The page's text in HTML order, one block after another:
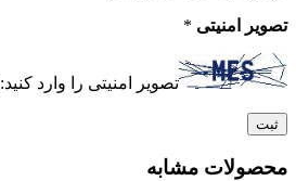
تصویر امنیتی *
تصویر امنیتی را وارد کنید:
محصولات مشابه